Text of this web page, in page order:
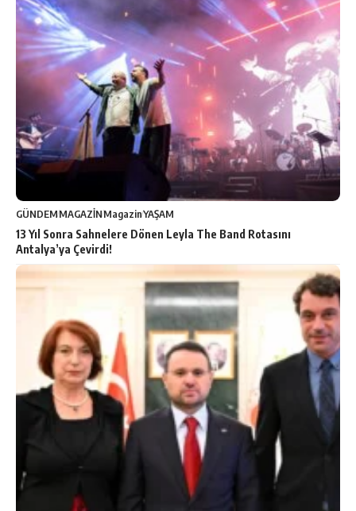
GÜNDEMMAGAZİNMagazinYAŞAM
13 Yıl Sonra Sahnelere Dönen Leyla The Band Rotasını
Antalya’ya Çevirdi!